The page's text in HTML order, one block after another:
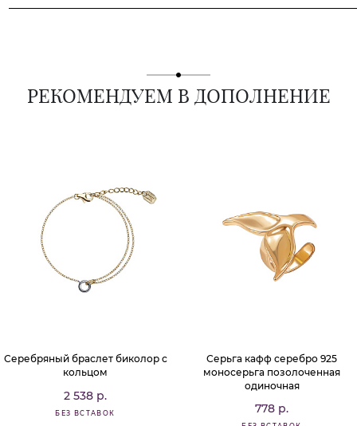
РЕКОМЕНДУЕМ В ДОПОЛНЕНИЕ
Серебряный браслет биколор с
кольцом
2 538 р.
БЕЗ ВСТАВОК
Серьга кафф серебро 925
моносерьга позолоченная
одиночная
778 р.